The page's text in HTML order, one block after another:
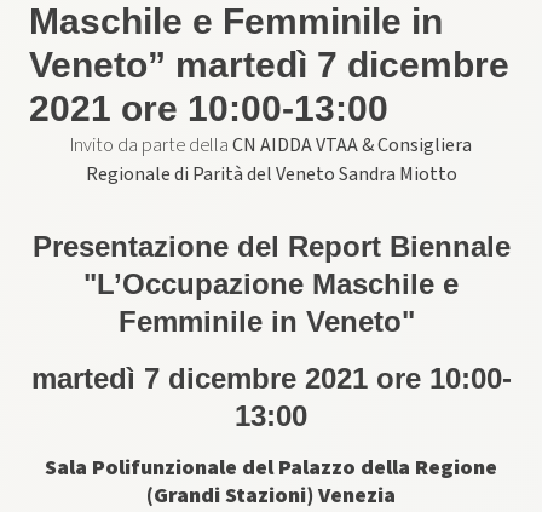
Maschile e Femminile in
Veneto” martedì 7 dicembre
2021 ore 10:00-13:00
Invito da parte della ​CN AIDDA VTAA & Consigliera
Regionale di Parità del Veneto Sandra Miotto
Presentazione del Report Biennale
"L’Occupazione Maschile e
Femminile in Veneto"
martedì 7 dicembre 2021 ore 10:00-
13:00
Sala Polifunzionale del Palazzo della Regione
(Grandi Stazioni) Venezia